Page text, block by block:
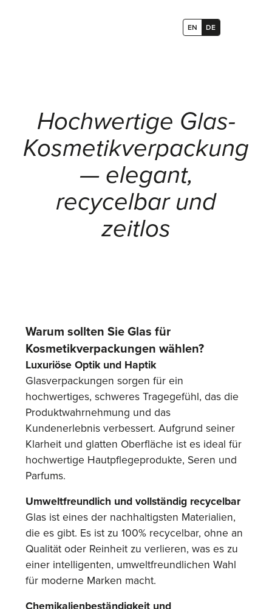
EN DE
Hochwertige Glas-
Kosmetikverpackung
— elegant,
recycelbar und
zeitlos
Warum sollten Sie Glas für
Kosmetikverpackungen wählen?
Luxuriöse Optik und Haptik
Glasverpackungen sorgen für ein
hochwertiges, schweres Tragegefühl, das die
Produktwahrnehmung und das
Kundenerlebnis verbessert. Aufgrund seiner
Klarheit und glatten Oberfläche ist es ideal für
hochwertige Hautpflegeprodukte, Seren und
Parfums.
Umweltfreundlich und vollständig recycelbar
Glas ist eines der nachhaltigsten Materialien,
die es gibt. Es ist zu 100% recycelbar, ohne an
Qualität oder Reinheit zu verlieren, was es zu
einer intelligenten, umweltfreundlichen Wahl
für moderne Marken macht.
Chemikalienbeständigkeit und